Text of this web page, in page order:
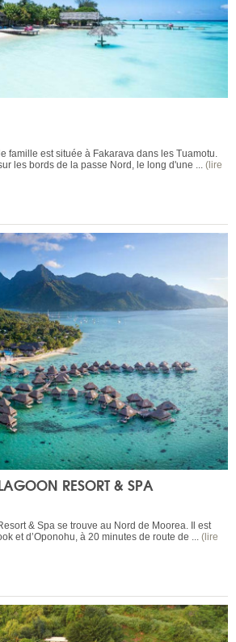
famille est située à Fakarava dans les Tuamotu.
les bords de la passe Nord, le long d'une ... (lire
RESORT & SPA
& Spa se trouve au Nord de Moorea. Il est
et d’Oponohu, à 20 minutes de route de ... (lire